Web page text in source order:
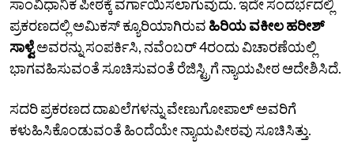
ಸಾಂವಿಧಾನಿಕ ಪೀಠಕ್ಕೆ ವರ್ಗಾಯಿಸಲಾಗುವುದು. ಇದೇ ಸಂದರ್ಭದಲ್ಲಿ
ಪ್ರಕರಣದಲ್ಲಿ ಅಮಿಕಸ್ ಕ್ಯೂರಿಯಾಗಿರುವ ಹಿರಿಯ ವಕೀಲ ಹರೀಶ್
ಸಾಳ್ವೆಅವರನ್ನು ಸಂಪರ್ಕಿಸಿ, ನವೆಂಬರ್ 4ರಂದು ವಿಚಾರಣೆಯಲ್ಲಿ
ಭಾಗವಹಿಸುವಂತೆ ಸೂಚಿಸುವಂತೆ ರೆಜಿಸ್ಟ್ರಿಗೆ ನ್ಯಾಯಪೀಠ ಆದೇಶಿಸಿದೆ.
ಸದರಿ ಪ್ರಕರಣದ ದಾಖಲೆಗಳನ್ನು ವೇಣುಗೋಪಾಲ್ ಅವರಿಗೆ
ಕಳುಹಿಸಿಕೊಂಡುವಂತೆ ಹಿಂದೆಯೇ ನ್ಯಾಯಪೀಠವು ಸೂಚಿಸಿತ್ತು.